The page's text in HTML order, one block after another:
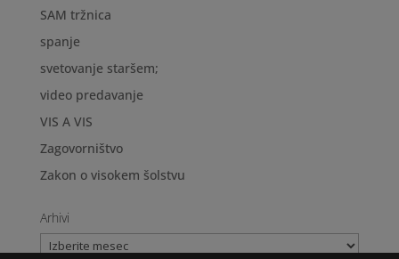
SAM tržnica
spanje
svetovanje staršem;
video predavanje
VIS A VIS
Zagovorništvo
Zakon o visokem šolstvu
Arhivi
Arhivi